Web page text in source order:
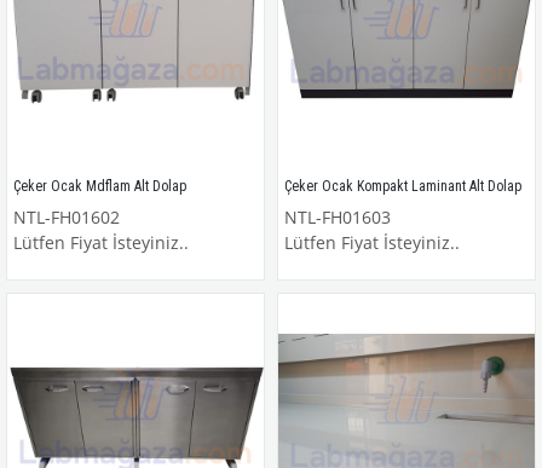
Çeker Ocak Mdflam Alt Dolap
NTL-FH01602
Lütfen Fiyat İsteyiniz..
Çeker Ocak Kompakt Laminant Alt Dolap
NTL-FH01603
Lütfen Fiyat İsteyiniz..